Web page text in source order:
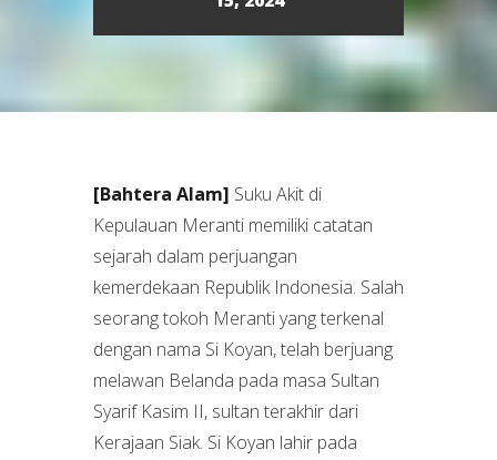
[Bahtera Alam] Suku Akit di
Kepulauan Meranti memiliki catatan
sejarah dalam perjuangan
kemerdekaan Republik Indonesia. Salah
seorang tokoh Meranti yang terkenal
dengan nama Si Koyan, telah berjuang
melawan Belanda pada masa Sultan
Syarif Kasim II, sultan terakhir dari
Kerajaan Siak. Si Koyan lahir pada